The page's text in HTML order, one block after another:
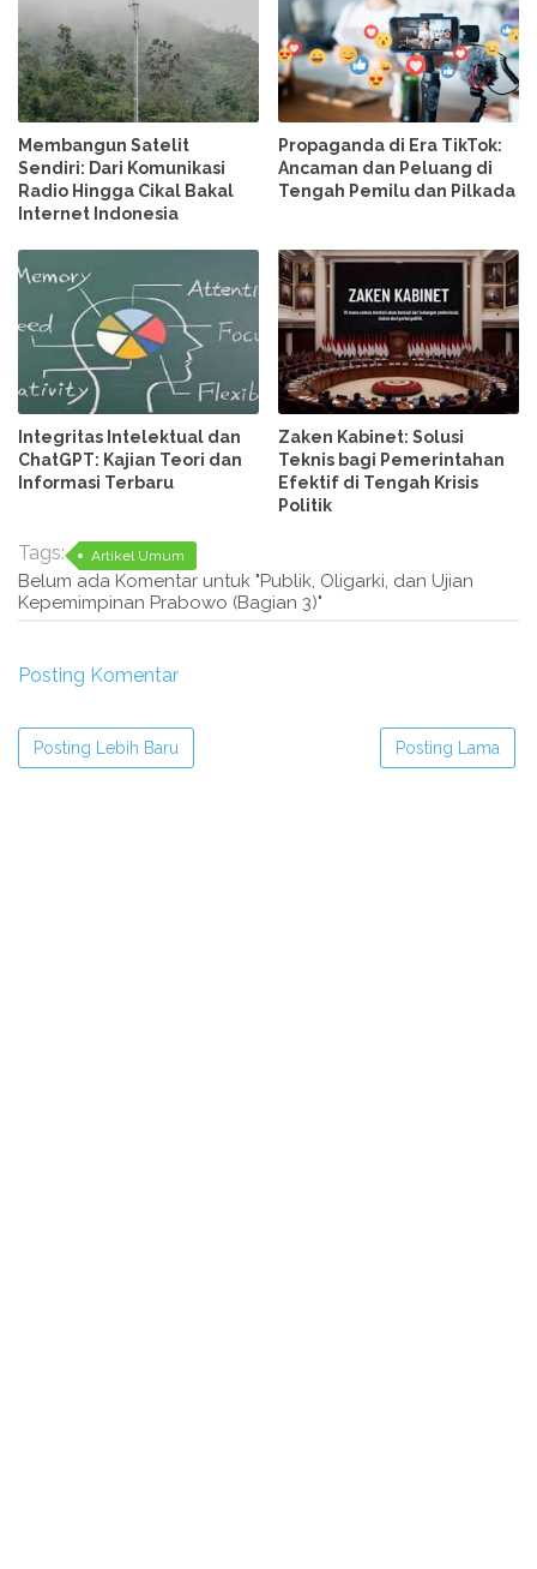
Membangun Satelit
Sendiri: Dari Komunikasi
Radio Hingga Cikal Bakal
Internet Indonesia
Propaganda di Era TikTok:
Ancaman dan Peluang di
Tengah Pemilu dan Pilkada
Integritas Intelektual dan
ChatGPT: Kajian Teori dan
Informasi Terbaru
Zaken Kabinet: Solusi
Teknis bagi Pemerintahan
Efektif di Tengah Krisis
Politik
Tags: Artikel Umum
Belum ada Komentar untuk "Publik, Oligarki, dan Ujian
Kepemimpinan Prabowo (Bagian 3)"
Posting Komentar
Posting Lebih Baru Posting Lama